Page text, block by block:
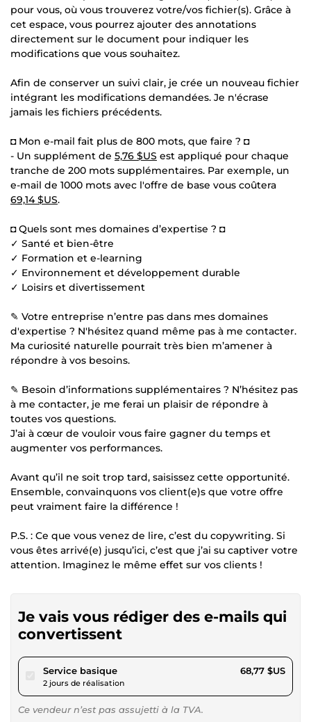
pour vous, où vous trouverez votre/vos fichier(s). Grâce à
cet espace, vous pourrez ajouter des annotations
directement sur le document pour indiquer les
modifications que vous souhaitez.
Afin de conserver un suivi clair, je crée un nouveau fichier
intégrant les modifications demandées. Je n'écrase
jamais les fichiers précédents.
◘ Mon e-mail fait plus de 800 mots, que faire ? ◘
- Un supplément de 5,76 $US est appliqué pour chaque
tranche de 200 mots supplémentaires. Par exemple, un
e-mail de 1000 mots avec l'offre de base vous coûtera
69,14 $US.
◘ Quels sont mes domaines d’expertise ? ◘
✓ Santé et bien-être
✓ Formation et e-learning
✓ Environnement et développement durable
✓ Loisirs et divertissement
✎ Votre entreprise n’entre pas dans mes domaines
d'expertise ? N'hésitez quand même pas à me contacter.
Ma curiosité naturelle pourrait très bien m’amener à
répondre à vos besoins.
✎ Besoin d’informations supplémentaires ? N’hésitez pas
à me contacter, je me ferai un plaisir de répondre à
toutes vos questions.
J’ai à cœur de vouloir vous faire gagner du temps et
augmenter vos performances.
Avant qu’il ne soit trop tard, saisissez cette opportunité.
Ensemble, convainquons vos client(e)s que votre offre
peut vraiment faire la différence !
P.S. : Ce que vous venez de lire, c’est du copywriting. Si
vous êtes arrivé(e) jusqu’ici, c’est que j’ai su captiver votre
attention. Imaginez le même effet sur vos clients !
Je vais vous rédiger des e-mails qui
convertissent
Service basiquepour 63,38 $US
2 jours de réalisation
68,77 $US
Ce vendeur n’est pas assujetti à la TVA.